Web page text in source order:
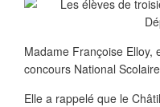
Madame Françoise Elloy,
concours National
Elle a rappelé que le